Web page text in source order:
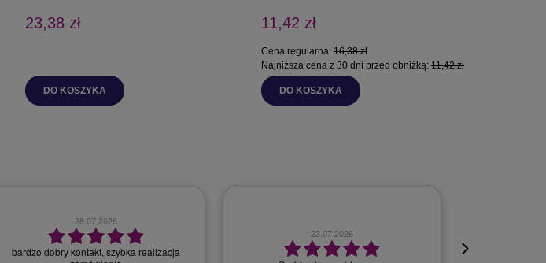
23,38 zł
DO KOSZYKA
11,42 zł
Cena regularna: 16,38 zł
Najniższa cena z 30 dni przed obniżką: 11,42 zł
DO KOSZYKA
28.07.2026
bardzo dobry kontakt, szybka realizacja
23.07.2026